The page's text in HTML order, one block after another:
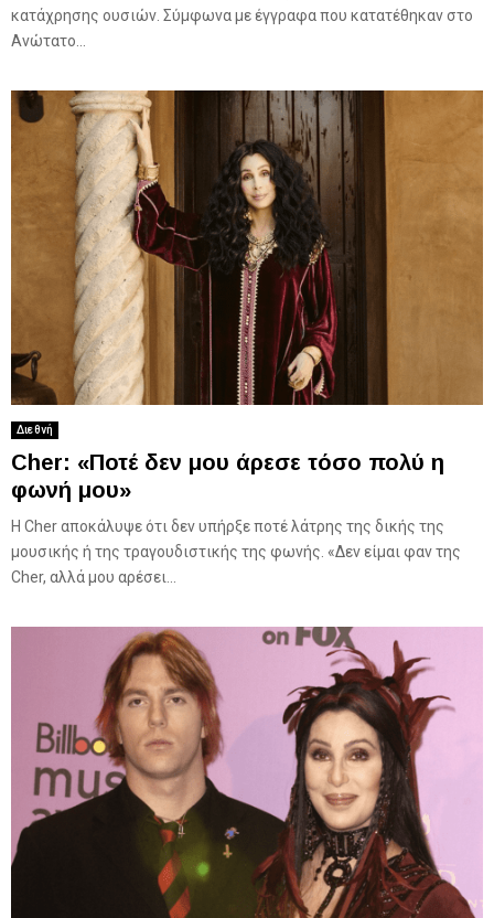
κατάχρησης ουσιών. Σύμφωνα με έγγραφα που κατατέθηκαν στο
Ανώτατο...
Διεθνή
Cher: «Ποτέ δεν μου άρεσε τόσο πολύ η
φωνή μου»
Η Cher αποκάλυψε ότι δεν υπήρξε ποτέ λάτρης της δικής της
μουσικής ή της τραγουδιστικής της φωνής. «Δεν είμαι φαν της
Cher, αλλά μου αρέσει...